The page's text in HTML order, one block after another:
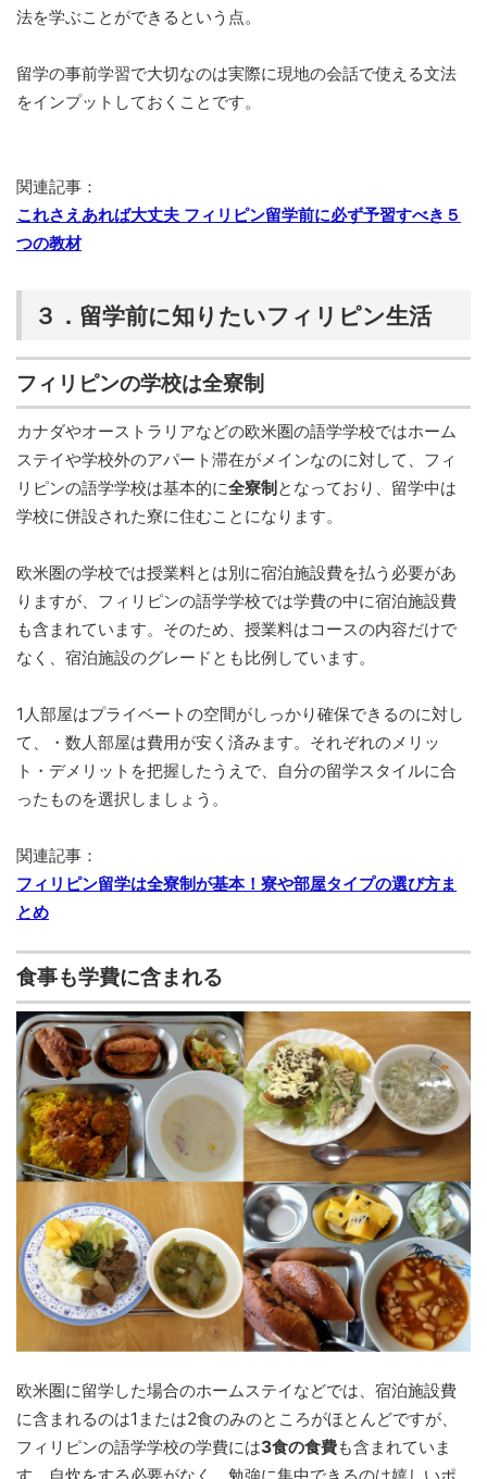
法を学ぶことができるという点。
留学の事前学習で大切なのは実際に現地の会話で使える文法
をインプットしておくことです。
関連記事：
これさえあれば大丈夫 フィリピン留学前に必ず予習すべき５
つの教材
３．留学前に知りたいフィリピン生活
フィリピンの学校は全寮制
カナダやオーストラリアなどの欧米圏の語学学校ではホーム
ステイや学校外のアパート滞在がメインなのに対して、フィ
リピンの語学学校は基本的に全寮制となっており、留学中は
学校に併設された寮に住むことになります。
欧米圏の学校では授業料とは別に宿泊施設費を払う必要があ
りますが、フィリピンの語学学校では学費の中に宿泊施設費
も含まれています。そのため、授業料はコースの内容だけで
なく、宿泊施設のグレードとも比例しています。
1人部屋はプライベートの空間がしっかり確保できるのに対し
て、・数人部屋は費用が安く済みます。それぞれのメリッ
ト・デメリットを把握したうえで、自分の留学スタイルに合
ったものを選択しましょう。
関連記事：
フィリピン留学は全寮制が基本！寮や部屋タイプの選び方ま
とめ
食事も学費に含まれる
欧米圏に留学した場合のホームステイなどでは、宿泊施設費
に含まれるのは1または2食のみのところがほとんどですが、
フィリピンの語学学校の学費には3食の食費も含まれていま
す。自炊をする必要がなく、勉強に集中できるのは嬉しいポ